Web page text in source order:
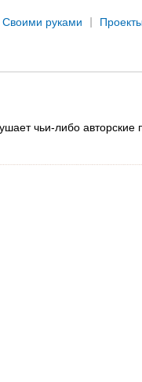
Своими руками
чьи-либо авторские